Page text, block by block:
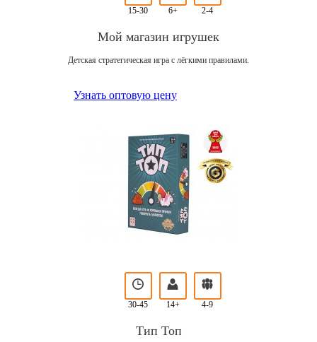
15-30 6+ 2-4
Мой магазин игрушек
Детская стратегическая игра с лёгкими правилами.
Узнать оптовую цену
30-45 14+ 4-9
Тип Топ